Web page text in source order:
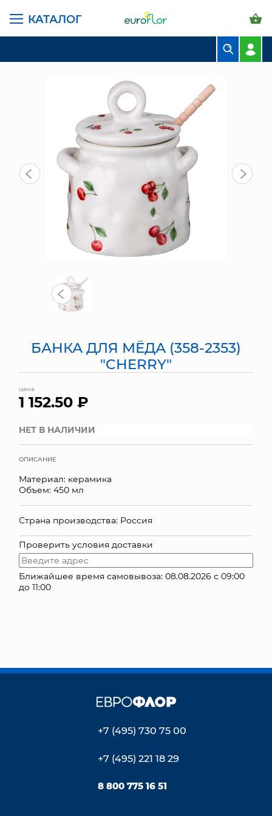
КАТАЛОГ
КОМПОЗИЦИИ
ЦВЕТЫ В ПАЧКАХ
СВАДЕБНАЯ ФЛОРИСТИКА
КОМНАТНЫЕ РАСТЕНИЯ
ГОРШКИ И КАШПО
ГРУНТЫ И УДОБРЕНИЯ
ПРЕДМЕТЫ ИНТЕРЬЕРА
ЯЩИКИ
СУНДУКИ
ТОРГОВЫЙ ЦЕНТР
ОПТОВЫМ КЛИЕНТАМ
ДОСТАВКА И ОПЛАТА
ГЛАВНАЯ СТРАНИЦА КАТАЛОГ
ПРЕДМЕТЫ ИНТЕРЬЕРА
БАНКА ДЛЯ МЁДА (358-2353)
"CHERRY"
цена
1 152.50 ₽
НЕТ В НАЛИЧИИ
ОПИСАНИЕ
Материал: керамика
Объем: 450 мл
Страна производства: Россия
Проверить условия доставки
Ближайшее время самовывоза: 08.08.2026 с 09:00
до 11:00
+7 (495) 730 75 00
+7 (495) 221 18 29
8 800 775 16 51